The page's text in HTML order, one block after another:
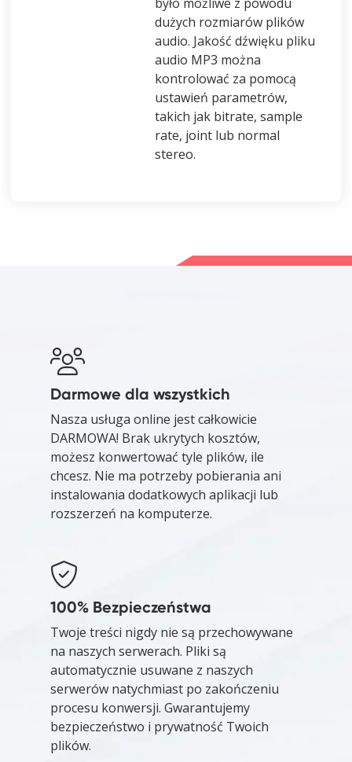
dużych rozmiarów plików
audio. Jakość dźwięku pliku
audio MP3 można
kontrolować za pomocą
ustawień parametrów,
takich jak bitrate, sample
rate, joint lub normal
stereo.
Darmowe dla wszystkich
Nasza usługa online jest całkowicie
DARMOWA! Brak ukrytych kosztów,
możesz konwertować tyle plików, ile
chcesz. Nie ma potrzeby pobierania ani
instalowania dodatkowych aplikacji lub
rozszerzeń na komputerze.
100% Bezpieczeństwa
Twoje treści nigdy nie są przechowywane
na naszych serwerach. Pliki są
automatycznie usuwane z naszych
serwerów natychmiast po zakończeniu
procesu konwersji. Gwarantujemy
bezpieczeństwo i prywatność Twoich
plików.